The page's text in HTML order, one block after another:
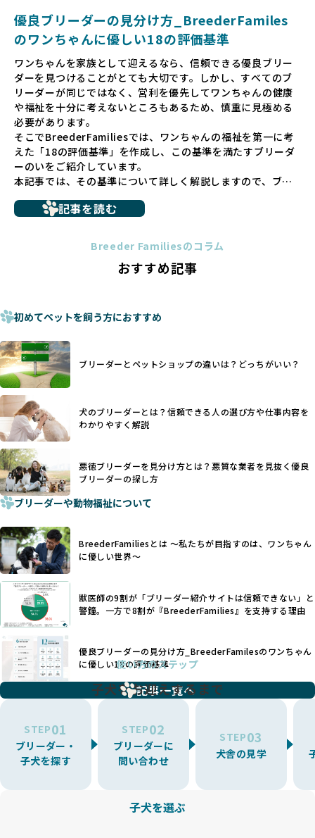
ゃんに優しい世界を築いていきたいと考えています。
長するための環境が十分に整っていない場合が多く、販売ま
での間に過密な環境や長距離移動のストレスを受けることが
少なくありません。このような環境は、健康リスクや社会性
の問題につながりやすく、ワンちゃんにとっても望ましいと
は言えません。
こうした背景から、BreederFamiliesはペットショップを介
さない直接販売を採用するとともに、ペットオークションや
ペットショップを利用するブリーダーの掲載も行ってしませ
ん。
ペットショップを避けた方がいい理由の詳細はこちら
法令レベルの最低基準にとどまっていることが問題です。こ
ものに過ぎず、ワンちゃんの心身の福祉やブリーダーの責任
少なくなく、消費者にとって選択の判断が難しい現状があり
さらに、書類審査のみで掲載が許可されるサイトが多く、実
際の飼育環境やブリーダーの姿勢が見えにくい点も課題で
す。こうしたサイトでは、ブリーダーが記載する情報が主で
あり、実際の現場や日々のケアの状況がわからないため、営
利優先の「悪徳ブリーダー」が含まれるリスクが高まりま
す。
BreederFamiliesでは、ワンちゃんを大切にする「優良ブリ
ーダー」のみを紹介するために、法令を超えた独自の基準を
設け、ブリーダーの理念や飼育環境の厳格なチェックを行っ
ています。
一部の営利優先のブリーディングでは、母犬の出産負担を考
えずに大量繁殖が行われ、親犬が心身ともに疲弊するケース
が見られます。さらに、コストカットのために食事を減らし
たり、栄養のない食事を与える、適切な健康管理が行われな
いなど、ワンちゃんの健康と福祉が犠牲にされることも少な
くありません。
また、健康リスクが予測しづらいミックス犬の繁殖や、愛情
が行き届かない多頭飼育等も問題です。これらのブリーディ
ング手法は、ワンちゃんの福祉を無視し、利益のみを追求す
るブリーダーによるものが多く、消費者にとっても深刻な課
題となっています。
BreederFamiliesでは、こうしたワンちゃんに優しくないブ
リーディングをなくすため、すべてのワンちゃんを家族のよ
うに大切に飼育・繁殖を行っている「優良ブリーダー」のみ
BreederFamiliesでは、アニマルウェルフェアを最優先に考
えた6つの絶対基準と12の総合基準を設定しています。これに
ことを徹底しています。
BreederFamiliesでは、以下の6項目を必須条件とし、これら
優良ブリーダーの見分け方_BreederFamiles
のワンちゃんに優しい18の評価基準
ワンちゃんを家族として迎えるなら、信頼できる優良ブリー
ダーを見つけることがとても大切です。しかし、すべてのブ
リーダーが同じではなく、営利を優先してワンちゃんの健康
や福祉を十分に考えないところもあるため、慎重に見極める
必要があります。
そこでBreederFamiliesでは、ワンちゃんの福祉を第一に考
えた「18の評価基準」を作成し、この基準を満たすブリーダ
ーのいをご紹介しています。
本記事では、その基準について詳しく解説しますので、ブリ
に断尾（しっぽを切る）や断耳（耳を切る）が行われている
ことがあります。
これは痛みを伴う処置で、ワンちゃんの身体的な負担が大き
手段でもあるため、切断されることで他の犬や人間との意思
ヨーロッパ諸国ではこうした処置が禁止されている一方で、
日本ではいまだ行われる場合があります。
優良ブリーダーは動物福祉を優先し、ワンちゃんの自然な姿
を大切にするため断尾・断耳を行いません。
一方、営利優先ブリーダーでは「見た目が良く売れやすい」
ことを理由に断尾や断耳を行うことがあり、中には麻酔なし
で処置するケースも見受けられます。
「耳やしっぽを切らない」詳細はこちら
犬種ごとに異なる健康リスクや育て方のポイントを理解し、
適切に対応するためには、深い知識と豊富な経験が欠かせま
せん。現在、犬種は200種類以上あり、それぞれに特有の健康
たとえば、パグは呼吸器系のトラブルを抱えやすく、ラブラ
ドール・レトリバーには股関節形成不全への注意が必要で
す。このような犬種ごとの違いを熟知し、適切なケアを提供
できるかどうかは、ブリーダーの専門性に大きく関わりま
す。
優良ブリーダーは、少数の犬種（一般的に3種以内）に絞って
繁殖を行い、各犬種の特徴を熟知しています。これにより、
犬種ごとの健康管理や繁殖において質の高いケアを提供する
ことが可能です。
一方、営利優先ブリーダーは流行や需要に応じて扱う犬種を
増やす傾向があり、犬種ごとに異なる健康問題や適切な育成
環境を十分に考慮しない場合があります。こうしたブリーダ
たりストレスを抱えたりするリスクが高まります。
「少数の犬種に集中」の詳細はこちら
すが、無計画な交配には健康リスクが伴います。異なる犬種
の特徴を持つことで予測しにくい健康問題が発生する可能性
が高く、診断や治療も複雑化する場合があります。また、ミ
記事を読む
Breeder Familiesのコラム
おすすめ記事
初めてペットを飼う方におすすめ
ブリーダーとペットショップの違いは？どっちがいい？
犬のブリーダーとは？信頼できる人の選び方や仕事内容を
わかりやすく解説
悪徳ブリーダーを見分け方とは？悪質な業者を見抜く優良
ブリーダーの探し方
ブリーダーや動物福祉について
BreederFamiliesとは 〜私たちが目指すのは、ワンちゃん
に優しい世界〜
獣医師の9割が「ブリーダー紹介サイトは信頼できない」と
警鐘。一方で8割が『BreederFamilies』を支持する理由
優良ブリーダーの見分け方_BreederFamilesのワンちゃん
に優しい18の評価基準
記事一覧へ
使い方のステップ
子犬をお迎えするまで
STEP01
ブリーダー・
子犬を探す
STEP02
ブリーダーに
問い合わせ
STEP03
犬舎の見学
子犬を選ぶ